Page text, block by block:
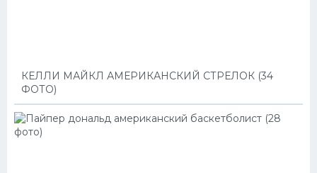
КЕЛЛИ МАЙКЛ АМЕРИКАНСКИЙ СТРЕЛОК (34
ФОТО)